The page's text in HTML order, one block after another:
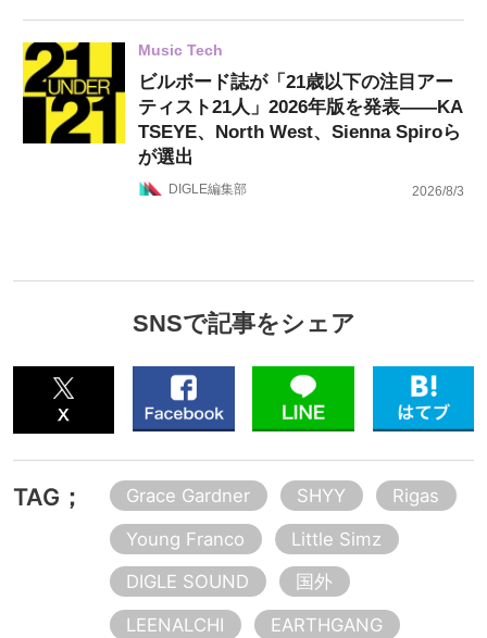
Music Tech
ビルボード誌が「21歳以下の注目アー
ティスト21人」2026年版を発表——KA
TSEYE、North West、Sienna Spiroら
が選出
DIGLE編集部 2026/8/3
SNSで記事をシェア
TAG； Grace Gardner SHYY
Rigas
Young Franco
Little Simz
DIGLE SOUND
国外
LEENALCHI
EARTHGANG